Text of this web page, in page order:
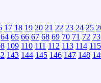
17 18 19 20 21 22 23 24 25
64 65 66 67 68 69 70 71 72 73
109 110 111 112 113 114 115
143 144 145 146 147 148